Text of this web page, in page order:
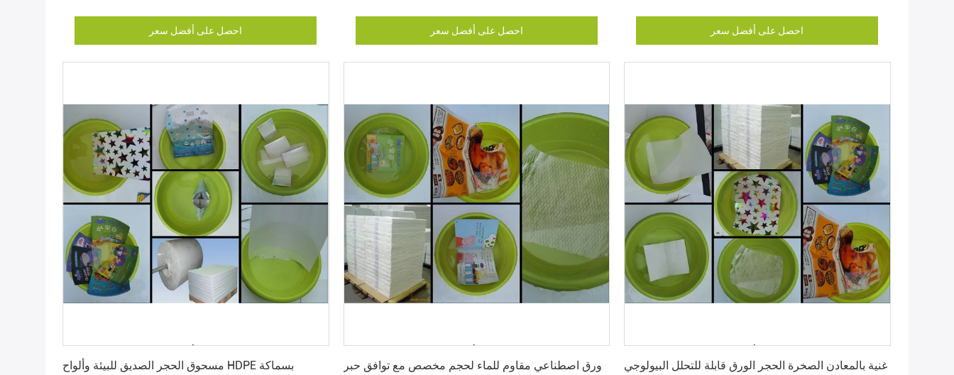
احصل على أفضل سعر احصل على أفضل سعر احصل على أفضل سعر
مسحوق الحجر الصديق للبيئة وألواح HDPE بسماكة
ورق اصطناعي مقاوم للماء لحجم مخصص مع توافق حبر
غنية بالمعادن الصخرة الحجر الورق قابلة للتحلل البيولوجي